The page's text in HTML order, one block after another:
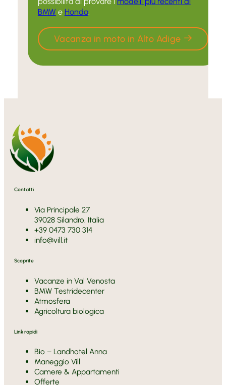
BMW e Honda.
Vacanza in moto in Alto Adige
Contatti
Via Principale 27
39028 Silandro, Italia
+39 0473 730 314
info@vill.it
Scoprite
Vacanze in Val Venosta
BMW Testridecenter
Atmosfera
Agricoltura biologica
Link rapidi
Bio – Landhotel Anna
Maneggio Vill
Camere & Appartamenti
Offerte